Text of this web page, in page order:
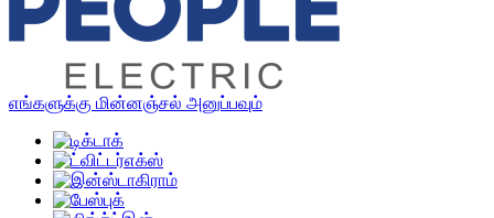
எங்களுக்கு மின்னஞ்சல் அனுப்பவும்